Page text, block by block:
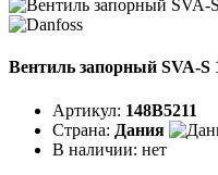
Вентиль запорный SVA-S
Артикул: 148B5211
Страна: Дания
В наличии: нет